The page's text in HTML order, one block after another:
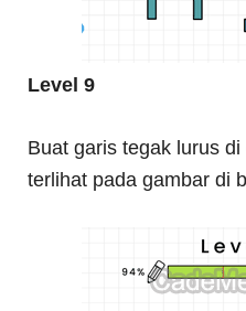
Level 9
Buat garis tegak lurus
terlihat pada gambar di